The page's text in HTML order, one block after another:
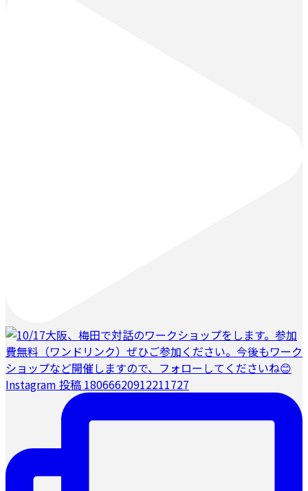
Instagram 投稿 18066620912211727